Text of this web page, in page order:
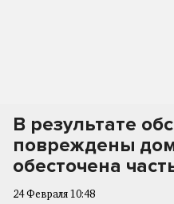
В результате
повреждены
обесточена
24 Февраля 10:48